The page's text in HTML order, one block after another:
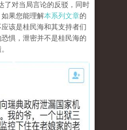
了对当局言论的反驳，同时
果您能理解本系列文章的
该是桂民海和其支持者们
惧，泄密并不是桂民海的